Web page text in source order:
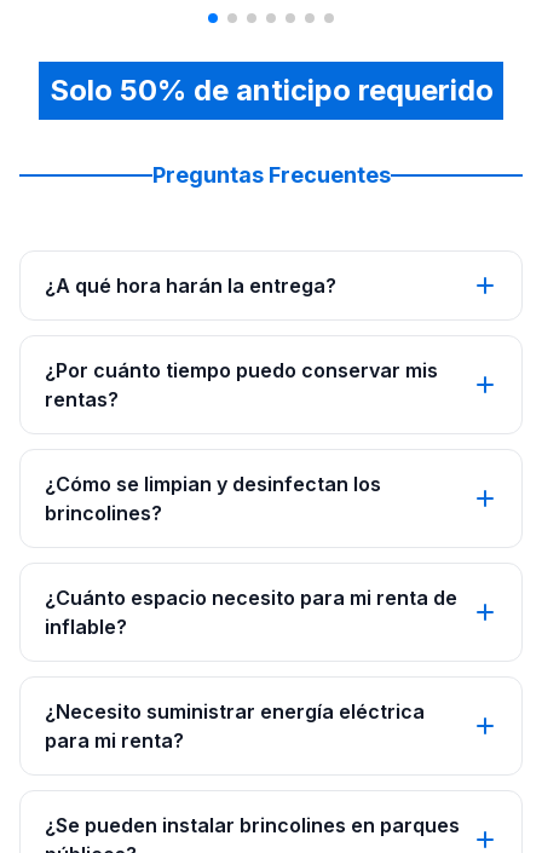
Solo 50% de anticipo requerido
Preguntas Frecuentes
¿A qué hora harán la entrega?
¿Por cuánto tiempo puedo conservar mis
rentas?
¿Cómo se limpian y desinfectan los
brincolines?
¿Cuánto espacio necesito para mi renta de
inflable?
¿Necesito suministrar energía eléctrica
para mi renta?
¿Se pueden instalar brincolines en parques